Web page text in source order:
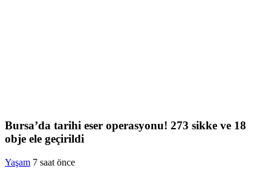
Bursa’da tarihi eser operasyonu! 273 sikke ve 18
obje ele geçirildi
Yaşam 7 saat önce